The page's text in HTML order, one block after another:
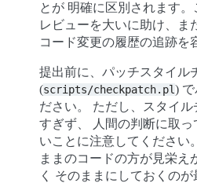
とが 明確に区別されます
レビューを大いに助け、ま
コード変更の履歴の追跡を
提出前に、パッチスタイル
(scripts/checkpatch.pl) で
ださい。 ただし、スタイ
すぎず、 人間の判断に取
いことに注意してください
ままのコードの方が見栄え
く そのままにしておくのが